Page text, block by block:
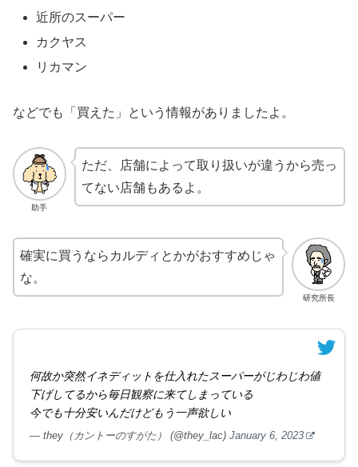
近所のスーパー
カクヤス
リカマン
などでも「買えた」という情報がありましたよ。
助手
ただ、店舗によって取り扱いが違うから売っ
てない店舗もあるよ。
研究所長
確実に買うならカルディとかがおすすめじゃ
な。
何故か突然イネディットを仕入れたスーパーがじわじわ値
下げしてるから毎日観察に来てしまっている
今でも十分安いんだけどもう一声欲しい
— they（カントーのすがた） (@they_lac) January 6, 2023